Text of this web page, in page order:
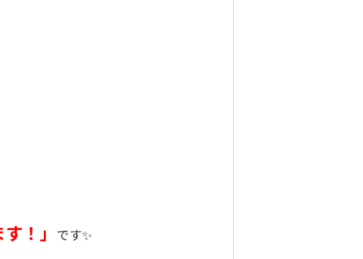
！」 です✨